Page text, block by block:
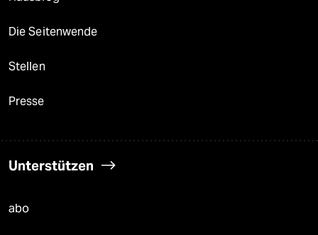
Die Seitenwende
Stellen
Presse
Unterstützen
abo